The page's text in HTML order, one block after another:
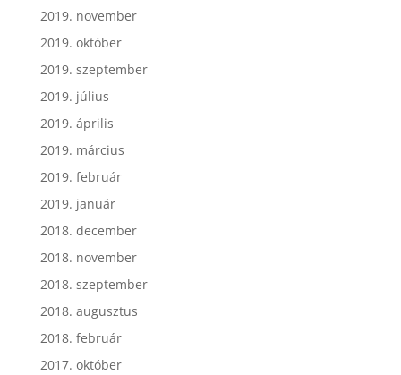
2019. november
2019. október
2019. szeptember
2019. július
2019. április
2019. március
2019. február
2019. január
2018. december
2018. november
2018. szeptember
2018. augusztus
2018. február
2017. október